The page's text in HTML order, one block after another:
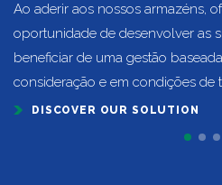
Ao aderir aos nossos armazéns,
oportunidade de desenvolver as
beneficiar de uma gestão
consideração e em condições de
DISCOVER OUR SOLUTION